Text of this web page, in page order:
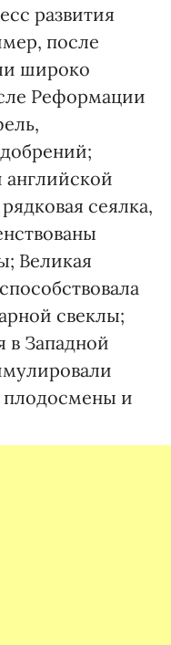
развития
после
широко
Реформации
сеялка,
Великая
свеклы;
в Западной
плодосмены и